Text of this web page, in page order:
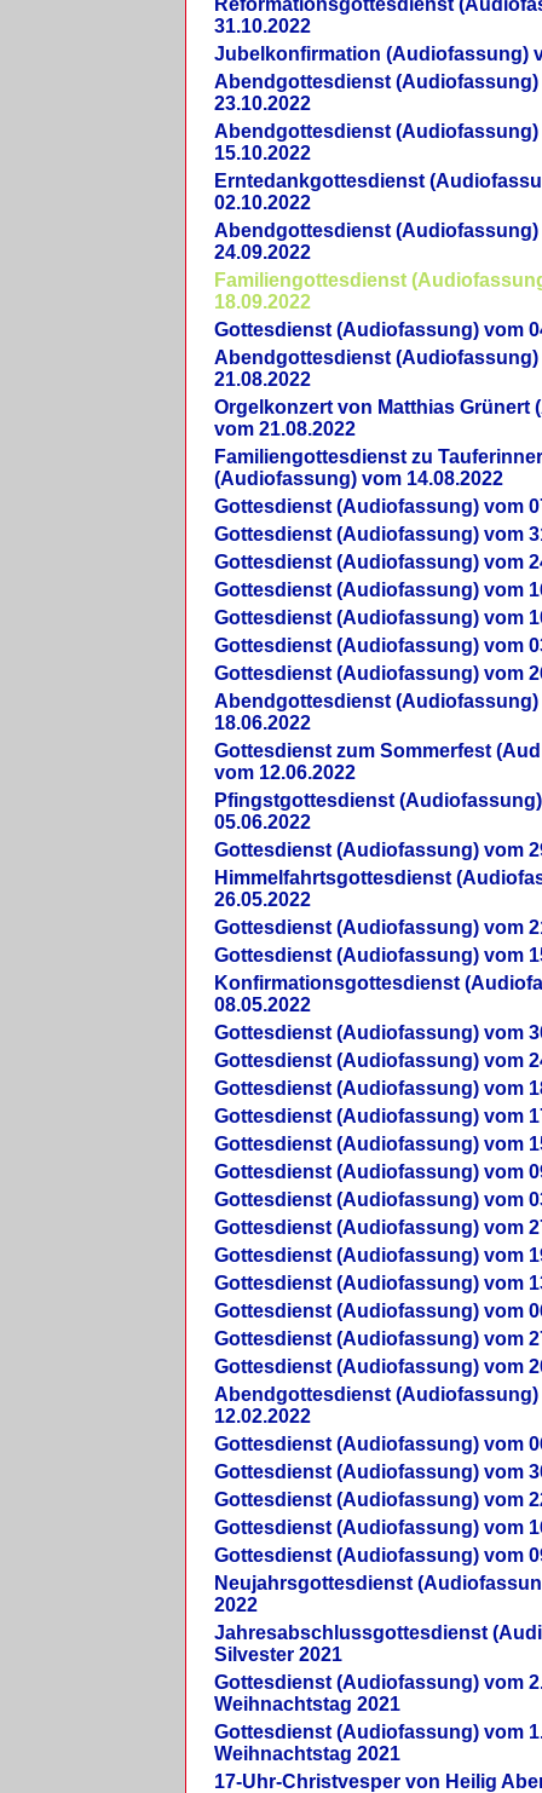
Reformationsgottesdienst
31.10.2022
Jubelkonfirmation (Audiofassung)
Abendgottesdienst (Audiofassung)
23.10.2022
Abendgottesdienst (Audiofassung)
15.10.2022
Erntedankgottesdienst
02.10.2022
Abendgottesdienst (Audiofassung)
24.09.2022
Familiengottesdienst
18.09.2022
Gottesdienst (Audiofassung) vom
Abendgottesdienst (Audiofassung)
21.08.2022
Orgelkonzert von Matthias Grünert
vom 21.08.2022
Familiengottesdienst zu
(Audiofassung) vom 14.08.2022
Gottesdienst (Audiofassung) vom
Gottesdienst (Audiofassung) vom
Gottesdienst (Audiofassung) vom
Gottesdienst (Audiofassung) vom
Gottesdienst (Audiofassung) vom
Gottesdienst (Audiofassung) vom
Gottesdienst (Audiofassung) vom
Abendgottesdienst (Audiofassung)
18.06.2022
Gottesdienst zum Sommerfest
vom 12.06.2022
Pfingstgottesdienst
05.06.2022
Gottesdienst (Audiofassung) vom
Himmelfahrtsgottesdienst
26.05.2022
Gottesdienst (Audiofassung) vom
Gottesdienst (Audiofassung) vom
Konfirmationsgottesdienst
08.05.2022
Gottesdienst (Audiofassung) vom
Gottesdienst (Audiofassung) vom
Gottesdienst (Audiofassung) vom
Gottesdienst (Audiofassung) vom
Gottesdienst (Audiofassung) vom
Gottesdienst (Audiofassung) vom
Gottesdienst (Audiofassung) vom
Gottesdienst (Audiofassung) vom
Gottesdienst (Audiofassung) vom
Gottesdienst (Audiofassung) vom
Gottesdienst (Audiofassung) vom
Gottesdienst (Audiofassung) vom
Gottesdienst (Audiofassung) vom
Abendgottesdienst (Audiofassung)
12.02.2022
Gottesdienst (Audiofassung) vom
Gottesdienst (Audiofassung) vom
Gottesdienst (Audiofassung) vom
Gottesdienst (Audiofassung) vom
Gottesdienst (Audiofassung) vom
Neujahrsgottesdienst
2022
Jahresabschlussgottesdienst
Silvester 2021
Gottesdienst (Audiofassung) vom
Weihnachtstag 2021
Gottesdienst (Audiofassung) vom
Weihnachtstag 2021
17-Uhr-Christvesper von Heilig